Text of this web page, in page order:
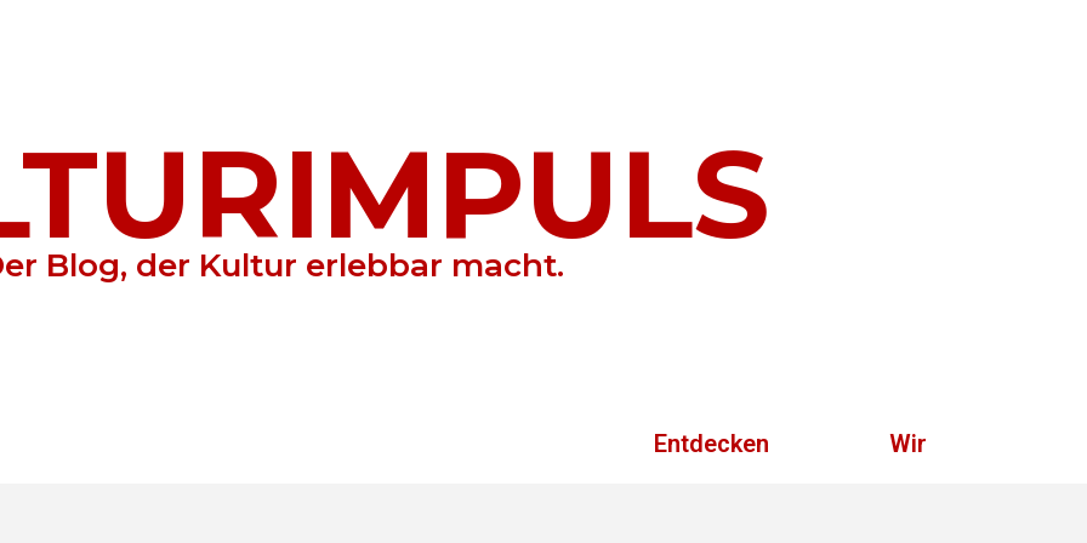
Blog, der Kultur erlebbar macht.
Entdecken Wir